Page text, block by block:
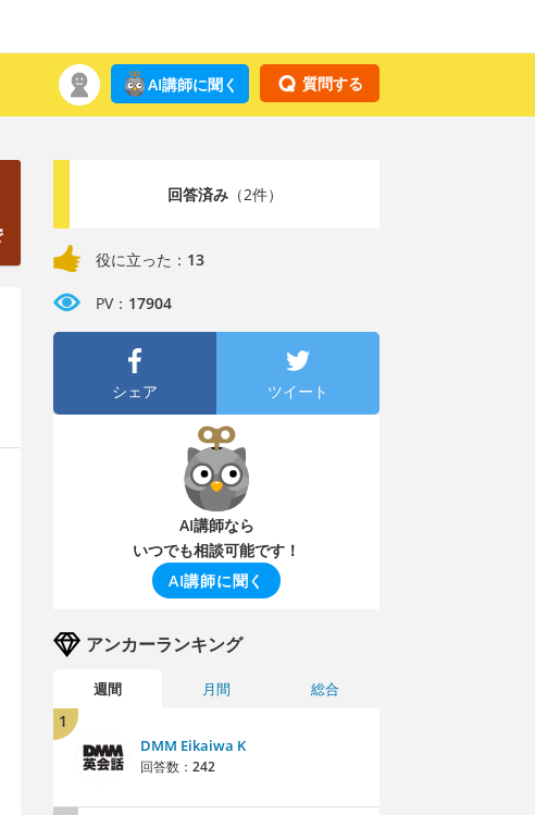
質問する
AI講師に聞く
回答済み（2件）
役に立った： 13
PV： 17904
シェア ツイート
AI講師なら
いつでも相談可能です！
AI講師に聞く
アンカーランキング
週間 月間 総合
1
DMM Eikaiwa K
回答数： 242